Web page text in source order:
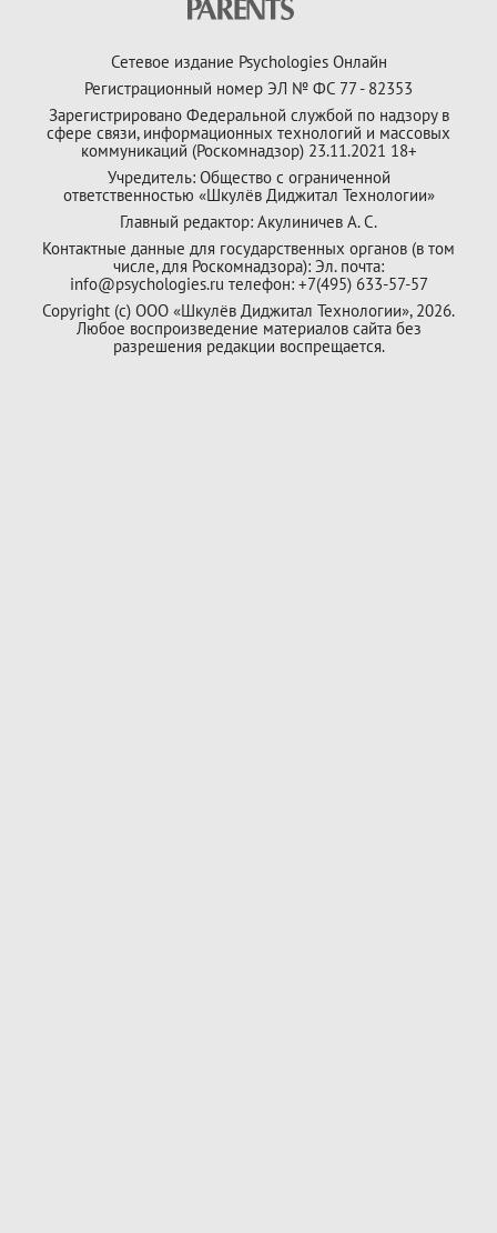
Сетевое издание Psychologies Онлайн
Регистрационный номер ЭЛ № ФС 77 - 82353
Зарегистрировано Федеральной службой по надзору в
сфере связи, информационных технологий и массовых
коммуникаций (Роскомнадзор) 23.11.2021 18+
Учредитель: Общество с ограниченной
ответственностью «Шкулёв Диджитал Технологии»
Главный редактор: Акулиничев А. С.
Контактные данные для государственных органов (в том
числе, для Роскомнадзора): Эл. почта:
info@psychologies.ru телефон: +7(495) 633-57-57
Copyright (с) ООО «Шкулёв Диджитал Технологии», 2026.
Любое воспроизведение материалов сайта без
разрешения редакции воспрещается.